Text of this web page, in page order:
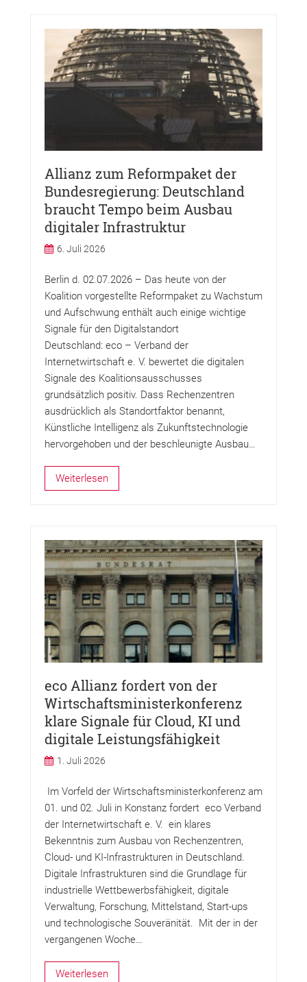
Allianz zum Reformpaket der
Bundesregierung: Deutschland
braucht Tempo beim Ausbau
digitaler Infrastruktur
6. Juli 2026
Berlin d. 02.07.2026 – Das heute von der
Koalition vorgestellte Reformpaket zu Wachstum
und Aufschwung enthält auch einige wichtige
Signale für den Digitalstandort
Deutschland: eco – Verband der
Internetwirtschaft e. V. bewertet die digitalen
Signale des Koalitionsausschusses
grundsätzlich positiv. Dass Rechenzentren
ausdrücklich als Standortfaktor benannt,
Künstliche Intelligenz als Zukunftstechnologie
hervorgehoben und der beschleunigte Ausbau…
Weiterlesen
eco Allianz fordert von der
Wirtschaftsministerkonferenz
klare Signale für Cloud, KI und
digitale Leistungsfähigkeit
1. Juli 2026
Im Vorfeld der Wirtschaftsministerkonferenz am
01. und 02. Juli in Konstanz fordert eco Verband
der Internetwirtschaft e. V. ein klares
Bekenntnis zum Ausbau von Rechenzentren,
Cloud- und KI-Infrastrukturen in Deutschland.
Digitale Infrastrukturen sind die Grundlage für
industrielle Wettbewerbsfähigkeit, digitale
Verwaltung, Forschung, Mittelstand, Start-ups
und technologische Souveränität. Mit der in der
vergangenen Woche…
Weiterlesen